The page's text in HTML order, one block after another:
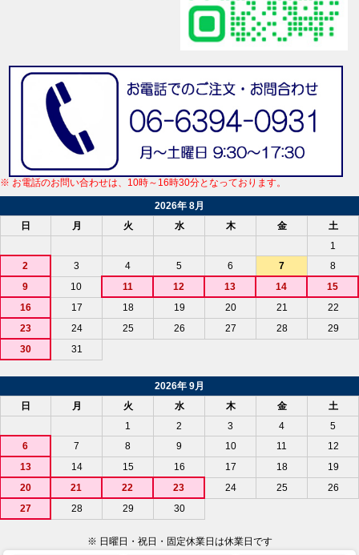
※ お電話のお問い合わせは、10時～16時30分となっております。
2026年 8月
日
月 火 水 木 金
土
1
2
3 4 5 6 7
8
9
10 11 12 13 14
15
16
17 18 19 20 21
22
23
24 25 26 27 28
29
30
31
2026年 9月
日
月 火 水 木 金
土
1
2 3 4
5
6
7 8 9 10 11
12
13
14 15 16 17 18
19
20
21 22 23 24 25
26
27
28 29 30
※ 日曜日・祝日・固定休業日は休業日です